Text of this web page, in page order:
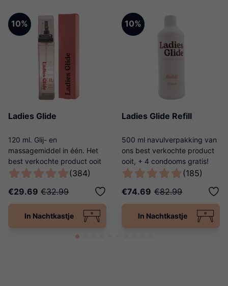
10%
Ladies Glide
120 ml. Glij- en
massagemiddel in één. Het
best verkochte product ooit
van Ladies Night! (384)
€29.69 €32.99
In Nachtkastje
10%
Ladies Glide Refill
500 ml navulverpakking van
ons best verkochte product
ooit, + 4 condooms gratis!
(185)
€74.69 €82.99
In Nachtkastje